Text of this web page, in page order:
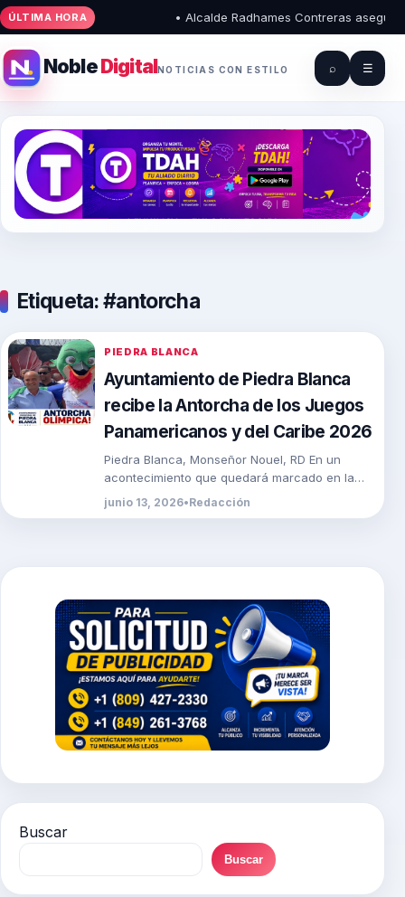
ÚLTIMA HORA • Alcalde Radhames Contreras asegura
NobleDigitalNOTICIAS CON ESTILO ⌕ ☰
Etiqueta:#antorcha
PIEDRA BLANCA
Ayuntamiento de Piedra Blanca
recibe la Antorcha de los Juegos
Panamericanos y del Caribe 2026
Piedra Blanca, Monseñor Nouel, RD En un
acontecimiento que quedará marcado en la
historia del municipio, el Ayuntamiento de
Piedra Blanca recibió […]
junio 13, 2026•Redacción
Buscar
Buscar